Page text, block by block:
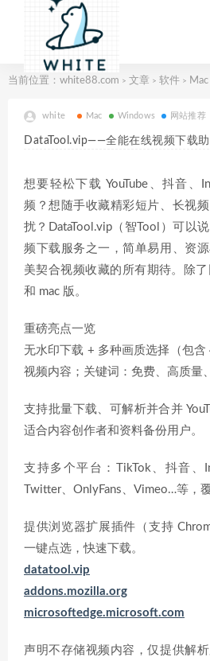
当前位置： white88.com > 文章 > 软件 > Mac
white Mac Windows 网站推荐
DataTool.vip——全能在线视频下载
想要轻松下载 YouTube、抖音、
频？想随手收藏精彩短片、长视
扰？DataTool.vip（智Tool）可以
频下载服务之一，简单易用、资
美契合视频收藏的所有期待。除
和 mac 版。
重磅亮点一览
无水印下载 + 多种画质选择（包
视频内容；关键词：免费、高质量
支持批量下载、可解析并合并
适合内容创作者和资料备份用户。
支持多个平台：TikTok、抖音、
Twitter、OnlyFans、Vimeo…等，
提供浏览器扩展插件（支持
一键点选，快速下载。
datatool.vip
addons.mozilla.org
microsoftedge.microsoft.com
声明不存储视频内容，仅提供解